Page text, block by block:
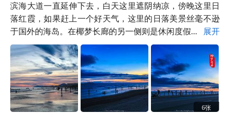
滨海大道一直延伸下去，白天这里遮阴纳凉，傍晚这里日
落红霞，如果赶上一个好天气，这里的日落美景丝毫不逊
于国外的海岛。在椰梦长廊的另一侧则是休闲度假...
展开
6张